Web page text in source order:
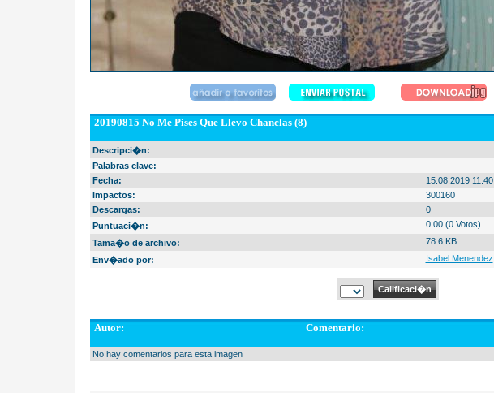
20190815 No Me Pises Que Llevo Chanclas (8)
Descripci�n:
Palabras clave:
Fecha:
15.08.2019 11:40
Impactos:
300160
Descargas:
0
Puntuaci�n:
0.00 (0 Votos)
Tama�o de archivo:
78.6 KB
Env�ado por:
Isabel Menendez
Autor: Comentario:
No hay comentarios para esta imagen